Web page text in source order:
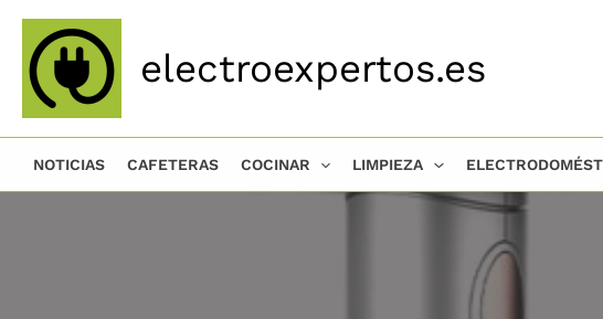
contenido
electroexpertos.es
NOTICIAS CAFETERAS COCINAR LIMPIEZA